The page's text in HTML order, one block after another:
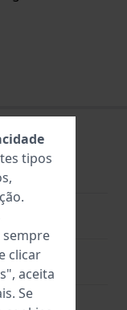
tipos
sempre
clicar
aceita
Se